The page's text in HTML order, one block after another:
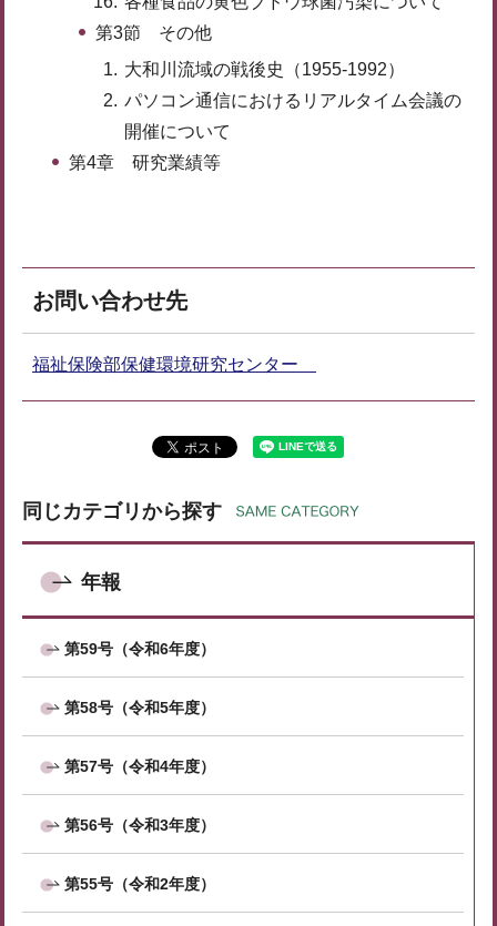
第3節 その他
大和川流域の戦後史（1955-1992）
パソコン通信におけるリアルタイム会議の
開催について
第4章 研究業績等
お問い合わせ先
福祉保険部保健環境研究センター
同じカテゴリから探す
年報
第59号（令和6年度）
第58号（令和5年度）
第57号（令和4年度）
第56号（令和3年度）
第55号（令和2年度）